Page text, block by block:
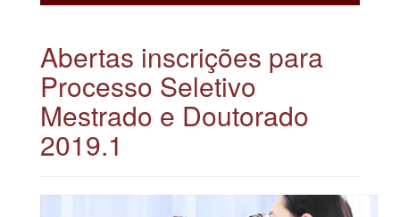
Abertas inscrições para
Processo Seletivo
Mestrado e Doutorado
2019.1